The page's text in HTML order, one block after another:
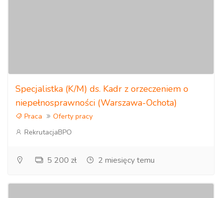
Specjalistka (K/M) ds. Kadr z orzeczeniem o
niepełnosprawności (Warszawa-Ochota)
Praca
Oferty pracy
RekrutacjaBPO
5 200 zł 2 miesięcy temu